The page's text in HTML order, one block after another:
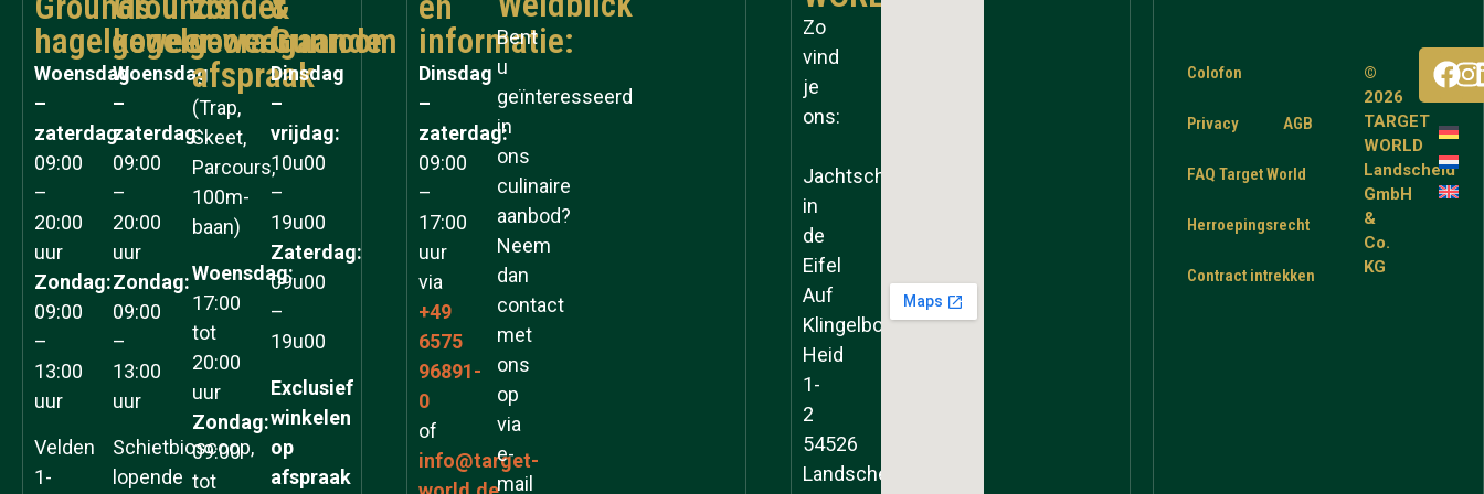
hagelgeweer
Woensdag
–
zaterdag:
09:00
–
20:00
uur
Zondag:
09:00
–
13:00
uur
Velden
1-
kogelgeweer
Woensdag
–
zaterdag:
09:00
–
20:00
uur
Zondag:
09:00
–
13:00
uur
Schietbioscoop,
lopende
voorafgaande
afspraak
(Trap,
Skeet,
Parcours,
100m-
baan)
Woensdag:
17:00
tot
20:00
uur
Zondag:
09:00
tot
Gunroom
Dinsdag
–
vrijdag:
10u00
–
19u00
Zaterdag:
09u00
–
19u00
Exclusief
winkelen
op
afspraak
informatie:
Dinsdag
–
zaterdag:
09:00
–
17:00
uur
via
+49
6575
96891-
0
of
info@target-
Bent
u
geïnteresseerd
in
ons
culinaire
aanbod?
Neem
dan
contact
met
ons
op
via
e-
mail
Zo
vind
je
ons:
Jachtschool
in
de
Eifel
Auf
Klingelborner
Heid
1-
2
54526
Landscheid
Colofon
Privacy AGB
FAQ Target World
Herroepingsrecht
Contract intrekken
©
2026
TARGET
WORLD
Landscheid
GmbH
&
Co.
KG